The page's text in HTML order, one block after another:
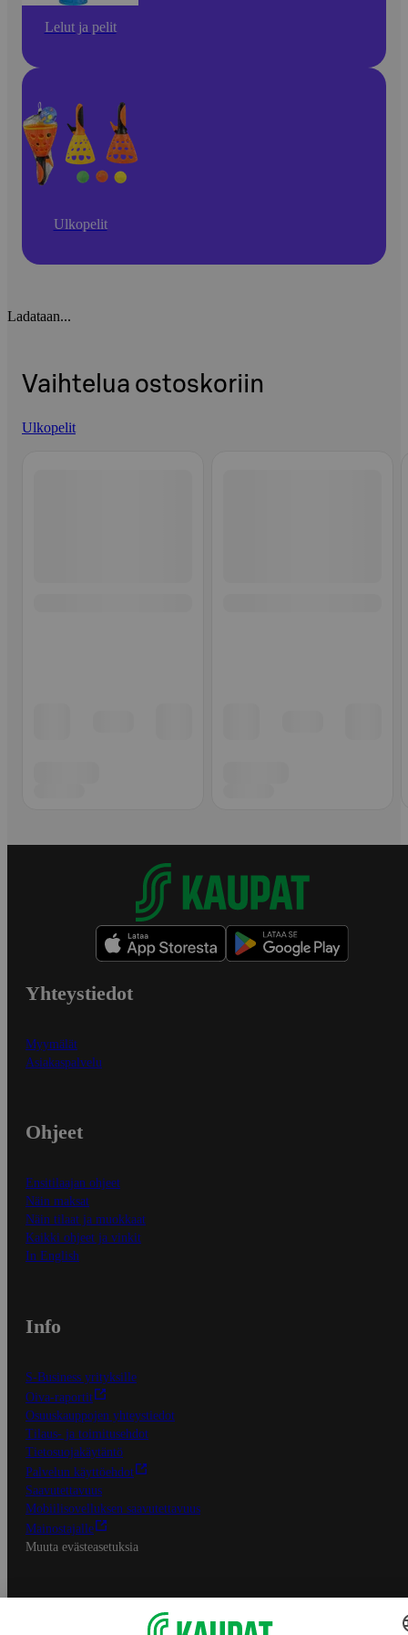
Lelut ja pelit
Ulkopelit
Ladataan...
Vaihtelua ostoskoriin
Ulkopelit
Yhteystiedot
Myymälät
Asiakaspalvelu
Ohjeet
Ensitilaajan ohjeet
Näin maksat
Näin tilaat ja muokkaat
Kaikki ohjeet ja vinkit
In English
Info
S-Business yrityksille
Oiva-raportit
Osuuskauppojen yhteystiedot
Tilaus- ja toimitusehdot
Tietosuojakäytäntö
Palvelun käyttöehdot
Saavutettavuus
Mobiilisovelluksen saavutettavuus
Mainostajalle
Muuta evästeasetuksia
S-ryhmän palvelut